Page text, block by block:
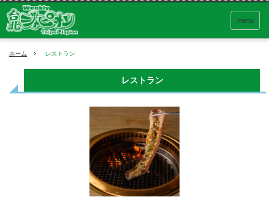
menu
ホーム レストラン
レストラン